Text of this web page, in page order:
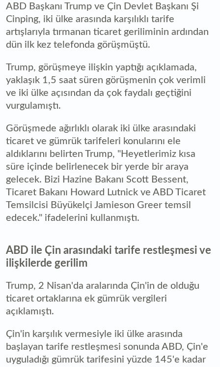
ABD Başkanı Trump ve Çin Devlet Başkanı Şi
Cinping, iki ülke arasında karşılıklı tarife
artışlarıyla tırmanan ticaret geriliminin ardından
dün ilk kez telefonda görüşmüştü.
Trump, görüşmeye ilişkin yaptığı açıklamada,
yaklaşık 1,5 saat süren görüşmenin çok verimli
ve iki ülke açısından da çok faydalı geçtiğini
vurgulamıştı.
Görüşmede ağırlıklı olarak iki ülke arasındaki
ticaret ve gümrük tarifeleri konularını ele
aldıklarını belirten Trump, "Heyetlerimiz kısa
süre içinde belirlenecek bir yerde bir araya
gelecek. Bizi Hazine Bakanı Scott Bessent,
Ticaret Bakanı Howard Lutnick ve ABD Ticaret
Temsilcisi Büyükelçi Jamieson Greer temsil
edecek." ifadelerini kullanmıştı.
ABD ile Çin arasındaki tarife restleşmesi ve
ilişkilerde gerilim
Trump, 2 Nisan'da aralarında Çin'in de olduğu
ticaret ortaklarına ek gümrük vergileri
açıklamıştı.
Çin'in karşılık vermesiyle iki ülke arasında
başlayan tarife restleşmesi sonunda ABD, Çin'e
uyguladığı gümrük tarifesini yüzde 145'e kadar